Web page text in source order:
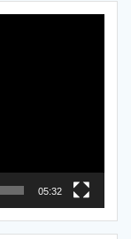
05:32